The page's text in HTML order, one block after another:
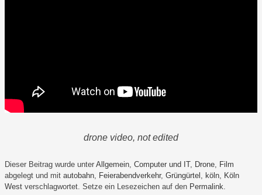
drone video, not edited
Dieser Beitrag wurde unter Allgemein, Computer und IT, Drone, Film
abgelegt und mit autobahn, Feierabendverkehr, Grüngürtel , köln, Köln
West verschlagwortet. Setze ein Lesezeichen auf den Permalink.